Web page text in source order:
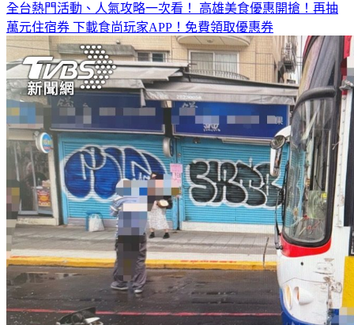
全台熱門活動、人氣攻略一次看！ 高雄美食優惠開搶！再抽
萬元住宿券 下載食尚玩家APP！免費領取優惠券